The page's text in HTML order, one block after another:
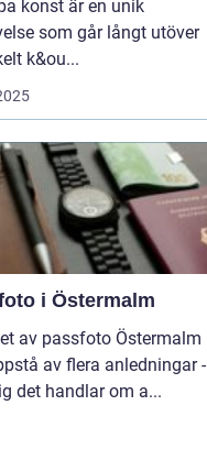
konst är en unik
som går långt utöver
k&ou...
i Östermalm
av passfoto Östermalm
av flera anledningar -
det handlar om a...